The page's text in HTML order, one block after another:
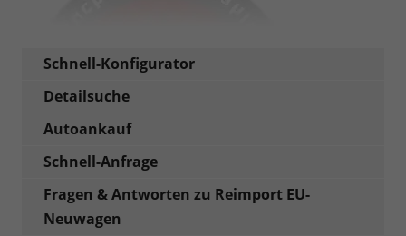
Schnell-Konfigurator
Detailsuche
Autoankauf
Schnell-Anfrage
Fragen & Antworten zu Reimport EU-
Neuwagen